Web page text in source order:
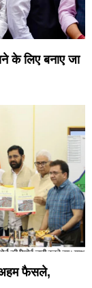
के लिए बनाए जा
अहम फैसले,